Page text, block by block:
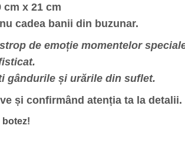
x 21 cm
cadea banii din buzunar.
de emoție momentelor
gândurile și urările din suflet.
și confirmând atenția ta la detalii.
botez!